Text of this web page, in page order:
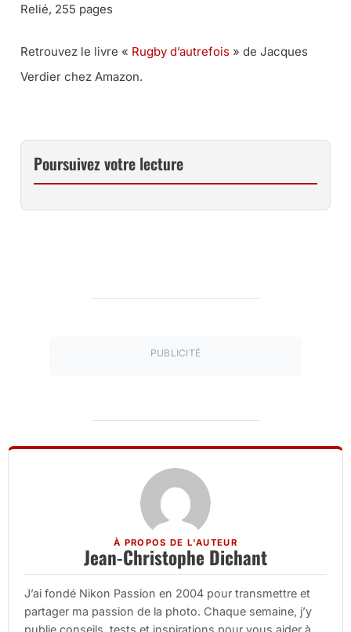
Relié, 255 pages
Retrouvez le livre « Rugby d’autrefois » de Jacques
Verdier chez Amazon.
Poursuivez votre lecture
PUBLICITÉ
À PROPOS DE L'AUTEUR
Jean-Christophe Dichant
J’ai fondé Nikon Passion en 2004 pour transmettre et
partager ma passion de la photo. Chaque semaine, j’y